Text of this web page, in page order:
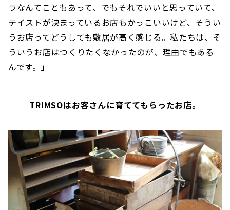
ラなんてこともあって、でもそれでいいと思っていて、
テイストが決まっているお店もかっこいいけど、そうい
うお店ってどうしても敷居が高く感じる。私たちは、そ
ういうお店はつくりたくなかったのが、理由でもある
んです。」
TRIMSOはお客さんに育ててもらったお店。